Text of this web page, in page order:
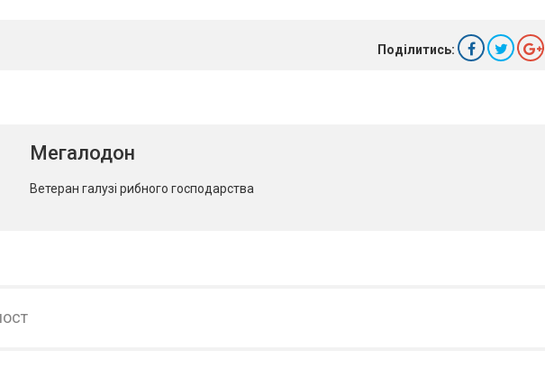
Поділитись:
Мегалодон
Ветеран галузі рибного господарства